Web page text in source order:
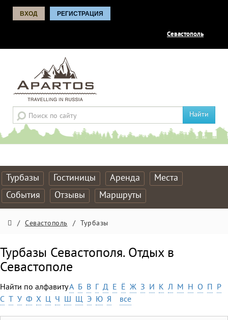
ВХОД РЕГИСТРАЦИЯ
Севастополь
Найти
Турбазы Гостиницы Аренда
Места
События
Отзывы Маршруты
/ Севастополь / Турбазы
Турбазы Севастополя. Отдых в
Севастополе
Найти по алфавитуА Б В Г Д Е Ё Ж З И К Л М Н О П Р
С Т У Ф Х Ц Ч Ш Щ Э Ю Я все